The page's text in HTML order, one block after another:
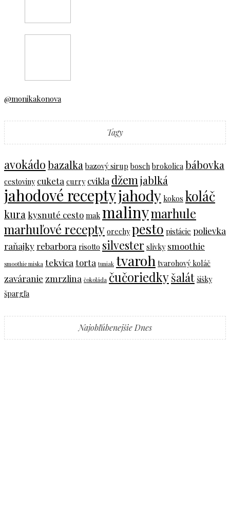
@monikakonova
Tagy
avokádobazalka bazový sirup bosch brokolica bábovka
cestoviny cuketa curry cvikla džem jablká
jahodové receptyjahody kokos koláč
kura kysnuté cesto mak malinymarhule
marhuľové recepty orechy pesto pistácie polievka
raňajkyrebarbora risotto silvester slivky smoothie
smoothie miska tekvica torta tuniak tvaroh tvarohový koláč
zaváranie zmrzlina čokoláda čučoriedkyšalát šišky
špargľa
Najobľúbenejšie Dnes